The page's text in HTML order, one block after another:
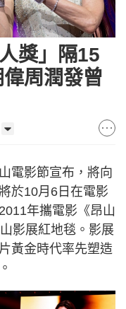
獎」隔15
周潤發曾
電影節宣布，將向
於10月6日在電影
年攜電影《昂山
影展紅地毯。影展
黃金時代率先塑造